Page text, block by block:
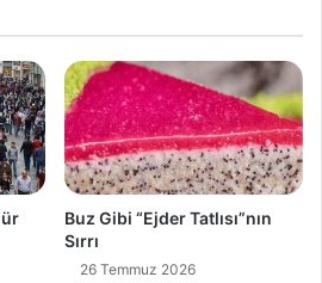
Buz Gibi “Ejder Tatlısı”nın
Sırrı
26 Temmuz 2026